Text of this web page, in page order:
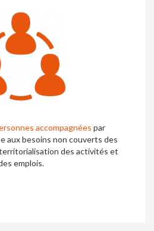
accompagnées par
aux besoins non couverts des
des activités et
emplois.